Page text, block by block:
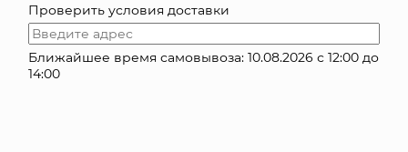
Проверить условия доставки
Ближайшее время самовывоза: 10.08.2026 с 12:00 до
14:00